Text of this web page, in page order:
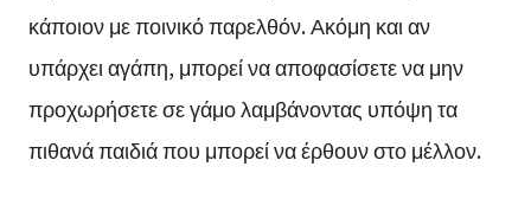
κάποιον με ποινικό παρελθόν. Ακόμη και αν
υπάρχει αγάπη, μπορεί να αποφασίσετε να μην
προχωρήσετε σε γάμο λαμβάνοντας υπόψη τα
πιθανά παιδιά που μπορεί να έρθουν στο μέλλον.